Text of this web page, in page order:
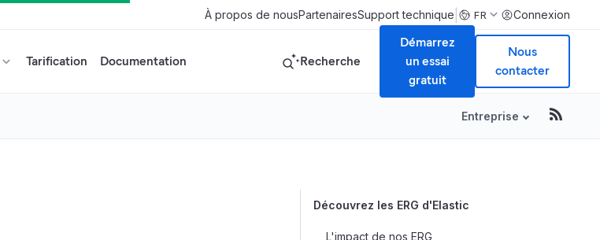
À propos de nousPartenairesSupport technique FR Connexion
Tarification Documentation Recherche
Démarrez
un essai
gratuit
Nous
contacter
Entreprise
Table of
Découvrez les ERG d'Elastic
L'impact de nos ERG